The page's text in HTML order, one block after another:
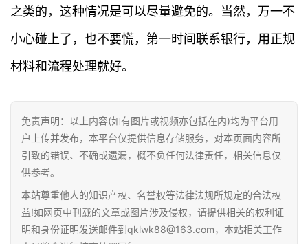
之类的，这种情况是可以尽量避免的。当然，万一不
小心碰上了，也不要慌，第一时间联系银行，用正规
材料和流程处理就好。
免责声明：以上内容(如有图片或视频亦包括在内)均为平台用
户上传并发布，本平台仅提供信息存储服务，对本页面内容所
引致的错误、不确或遗漏，概不负任何法律责任，相关信息仅
供参考。
本站尊重他人的知识产权、名誉权等法律法规所规定的合法权
益!如网页中刊载的文章或图片涉及侵权，请提供相关的权利证
明和身份证明发送邮件到qklwk88@163.com，本站相关工作